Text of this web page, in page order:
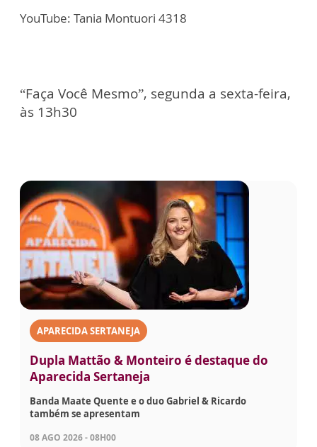
YouTube: Tania Montuori 4318
“Faça Você Mesmo”, segunda a sexta-feira,
às 13h30
APARECIDA SERTANEJA
Dupla Mattão & Monteiro é destaque do
Aparecida Sertaneja
Banda Maate Quente e o duo Gabriel & Ricardo
também se apresentam
08 AGO 2026 - 08H00